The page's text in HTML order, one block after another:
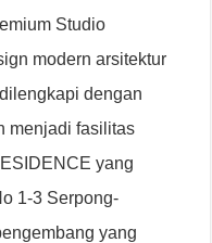
Studio
modern arsitektur
dengan
menjadi fasilitas
yang
1-3 Serpong-
yang